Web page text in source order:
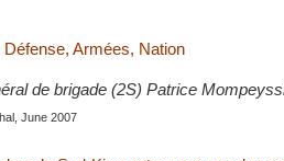
Armées, Nation
de brigade (2S) Patrice
June 2007